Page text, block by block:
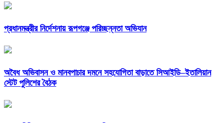
প্রধানমন্ত্রীর নির্দেশনায় রূপগঞ্জে পরিচ্ছন্নতা অভিযান
অবৈধ অভিবাসন ও মানবপাচার দমনে সহযোগিতা বাড়াতে সিআইডি–ইতালিয়ান
স্টেট পুলিশের বৈঠক